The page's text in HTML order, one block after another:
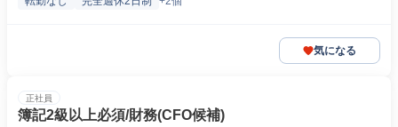
気になる
正社員
簿記2級以上必須/財務(CFO候補)